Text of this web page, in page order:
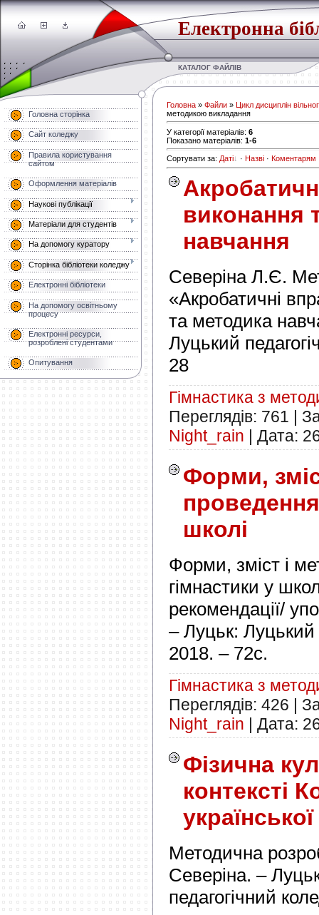
Електронна
КАТАЛОГ ФАЙЛІВ
Головна сторінка
Сайт коледжу
Правила користування
сайтом
Оформлення матеріалів
Наукові публікації
Матеріали для студентів
На допомогу куратору
Сторінка бібліотеки коледжу
Електронні бібліотеки
На допомогу освітньому
процесу
Електронні ресурси,
розроблені студентами
Опитування
Головна » Файли » Цикл дисциплін
методикою викладання
У категорії матеріалів: 6
Показано матеріалів: 1-6
Сортувати за: Даті · Назві · Коментарям
виконання
навчання
Северіна Л.Є.
«Акробатичні
та методика
Луцький
28
Гімнастика з
Переглядів: 761
Night_rain
Дата:
Форми,
школі
Форми, зміст і
гімнастики у
рекомендації/
– Луцьк: Луцький
2018. – 72с.
Гімнастика з
Переглядів: 426
Night_rain
Дата:
Фізична
контексті
Методична
Северіна. –
педагогічний